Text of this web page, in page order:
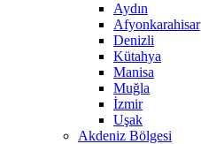
Aydın
Afyonkarahisar
Denizli
Kütahya
Manisa
Muğla
İzmir
Uşak
Akdeniz Bölgesi